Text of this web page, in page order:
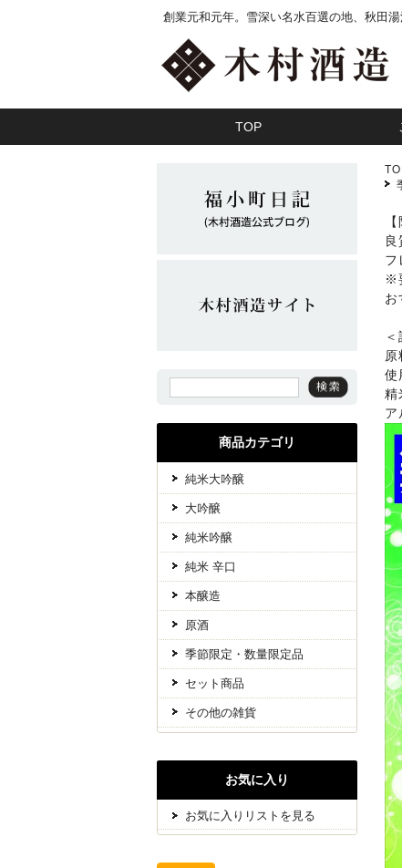
創業元和元年。雪深い名水百選の地、秋田湯
TOP
フ
※
＜
使
商品カテゴリ
純米大吟醸
大吟醸
純米吟醸
純米 辛口
本醸造
原酒
季節限定・数量限定品
セット商品
その他の雑貨
お気に入り
お気に入りリストを見る